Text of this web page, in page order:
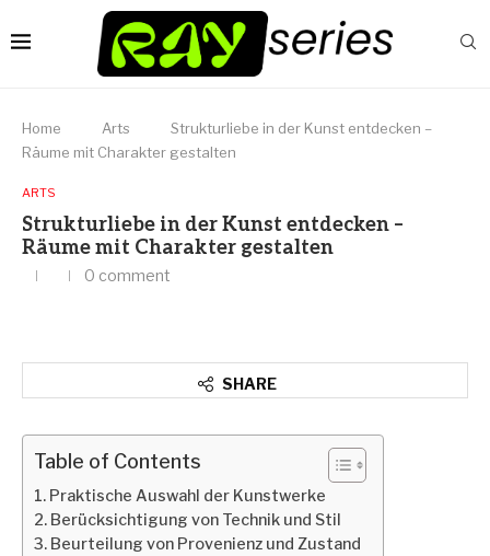
Home Arts
Strukturliebe in der Kunst entdecken –
Räume mit Charakter gestalten
ARTS
Strukturliebe in der Kunst entdecken –
Räume mit Charakter gestalten
0 comment
SHARE
Table of Contents
Praktische Auswahl der Kunstwerke
Berücksichtigung von Technik und Stil
Beurteilung von Provenienz und Zustand